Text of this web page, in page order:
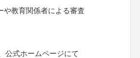
や教育関係者による審査
公式ホームページにて